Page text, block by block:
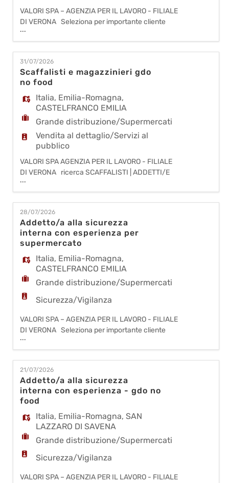
ES
PT
VALORI SPA – AGENZIA PER IL LAVORO - FILIALE
DI VERONA Seleziona per importante cliente
della grande distribuzione organizzata, per il
punto vendita sito a PARMA la seguente figura:
ADDETTO/A ALLA VIGILANZA NON ARMATA FT
40h REQUISITI RICHIESTI: - Indispensabile
esperienza maturata nel ruolo. - Disponibilità
immediata. - Disponibilità
...
31/07/2026
Scaffalisti e magazzinieri gdo
no food
Italia, Emilia-Romagna,
CASTELFRANCO EMILIA
Grande distribuzione/Supermercati
Vendita al dettaglio/Servizi al
pubblico
VALORI SPA AGENZIA PER IL LAVORO - FILIALE
DI VERONA ricerca SCAFFALISTI | ADDETTI/E
VENDITA e MAGAZZINIERI dinamici e
appassionati da inserire nel punto vendita
di CASTELFRANCO EMILIA (MO). Compiti e
responsabilità: - Accogliere e assistere i clienti
nel punto vendita, fornendo un servizio cordiale e
professionale. - Assicurarsi che gli s
...
28/07/2026
Addetto/a alla sicurezza
interna con esperienza per
supermercato
Italia, Emilia-Romagna,
CASTELFRANCO EMILIA
Grande distribuzione/Supermercati
Sicurezza/Vigilanza
VALORI SPA – AGENZIA PER IL LAVORO - FILIALE
DI VERONA Seleziona per importante cliente
della grande distribuzione organizzata, per il
punto vendita sito a CASTELFRANCO EMILIA
(MO), la seguente figura: ADDETTO/A ALLA
VIGILANZA NON ARMATA FT 40h REQUISITI
RICHIESTI: - Indispensabile esperienza maturata
nel ruolo - Disponibilità immediat
...
21/07/2026
Addetto/a alla sicurezza
interna con esperienza - gdo no
food
Italia, Emilia-Romagna,SAN
LAZZARO DI SAVENA
Grande distribuzione/Supermercati
Sicurezza/Vigilanza
VALORI SPA – AGENZIA PER IL LAVORO - FILIALE